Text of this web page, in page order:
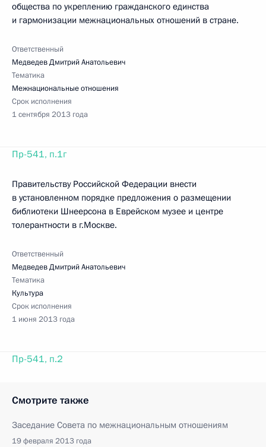
общества по укреплению гражданского единства
и гармонизации межнациональных отношений в стране.
Ответственный
Медведев Дмитрий Анатольевич
Тематика
Межнациональные отношения
Срок исполнения
1 сентября 2013 года
Пр-541, п.1г
Правительству Российской Федерации внести
в установленном порядке предложения о размещении
библиотеки Шнеерсона в Еврейском музее и центре
толерантности в г.Москве.
Ответственный
Медведев Дмитрий Анатольевич
Тематика
Культура
Срок исполнения
1 июня 2013 года
Пр-541, п.2
Смотрите также
Заседание Совета по межнациональным отношениям
19 февраля 2013 года